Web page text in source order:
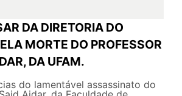
DA DIRETORIA DO
MORTE DO PROFESSOR
DA UFAM.
do lamentável assassinato do